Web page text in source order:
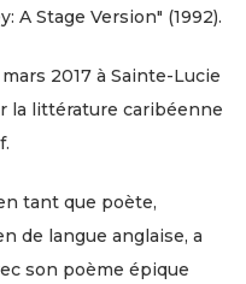
A Stage Version" (1992).
2017 à Sainte-Lucie
la littérature caribéenne
tant que poète,
de langue anglaise, a
son poème épique